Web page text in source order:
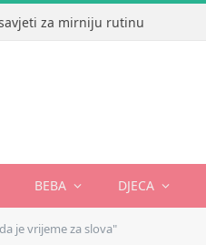
za mirniju rutinu
BEBA DJECA
je vrijeme za slova"